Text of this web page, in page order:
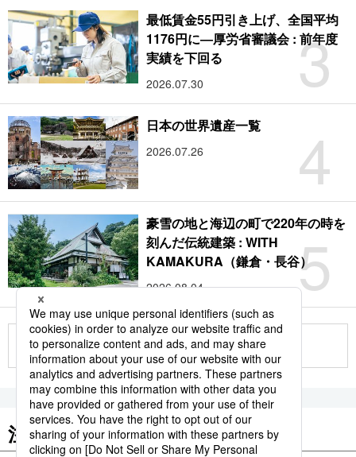
3
最低賃金55円引き上げ、全国平均
1176円に―厚労省審議会 : 前年度
実績を下回る
2026.07.30
4
日本の世界遺産一覧
2026.07.26
5
豪雪の地と海辺の町で220年の時を
刻んだ伝統建築 : WITH
KAMAKURA（鎌倉・長谷）
2026.08.04
もっと見る
注目のキーワード